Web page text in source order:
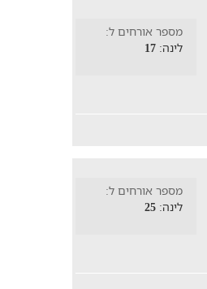
מספר אורחים ל:
לינה:17
מספר אורחים ל:
לינה:25